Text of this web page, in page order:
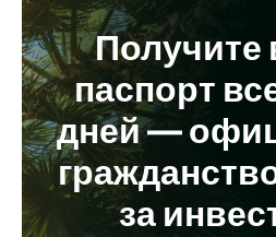
Получите
паспорт
дней —
за